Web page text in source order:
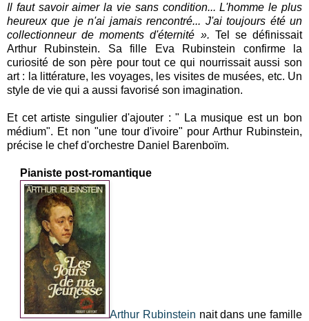
Il faut savoir aimer la vie sans condition...L'homme le plus
heureux que je n'ai jamais rencontré... J'ai toujours été un
collectionneur de moments d'éternité ». Tel se définissait
Arthur Rubinstein. Sa fille Eva Rubinstein confirme la
curiosité de son père pour tout ce qui nourrissait aussi son
art : la littérature, les voyages, les visites de musées, etc. Un
style de vie qui a aussi favorisé son imagination.
Et cet artiste singulier d'ajouter : " La musique est un bon
médium". Et non "une tour d'ivoire" pour Arthur Rubinstein,
précise le chef d'orchestre Daniel Barenboïm.
Pianiste post-romantique
Arthur Rubinstein nait dans une famille